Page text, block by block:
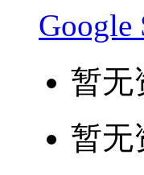
Google
暂无
暂无